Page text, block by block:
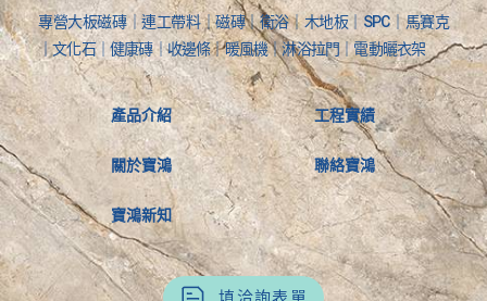
專營大板磁磚｜連工帶料｜磁磚｜衛浴｜木地板｜SPC｜馬賽克
｜文化石｜健康磚｜收邊條｜暖風機｜淋浴拉門｜電動曬衣架
產品介紹
關於寶鴻
寶鴻新知
工程實績
聯絡寶鴻